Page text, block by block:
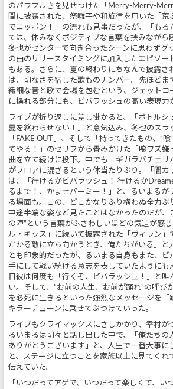
のパワフルさを見せつけた「Merry-Merry-
間に披露された、祭囃子や和旋律を用いた「荒
でニッポン！」の流れも見事だったが、「もろ
ては、休みなくポジティブな言葉を挟みながら
冬也がセンターで向き合ったシーンに思わずグ
の曲のリリースタイミングに加入したエピソー
もある。さらに、夏の終わりにちなんで披露さ
は、切なさを宿した歌ものナンバー。先ほどま
繊細な音と歌で会場を包むという、ジェットコ
に操れる部分にも、ビバラッシュの高い表現力
ライブが折り返しに差し掛かると、「ボトルシ
夏を終わらせない！」と意気込み、冬也のスラ
「FAKE OUT」、そして「持ってきたもの、“
てやる！」のセリフから畳みかけた「喰ワズ嫌
曲を立て続けに投下。中でも「ギガラバチェリ
がフロアに混ざるという体当たりぶり。「闇カ
は、「行けるかビバラッシュ！ 行けるか
るまで！、かませパーミー！」と、るいまるが
る場面も。この、どこかなりふり構わぬ全力ぶ
中途半端な姿など見たことはなかったのだが、
の陣”という言葉がふさわしいほどの気迫が感
ル・キッス」に続いて披露された「ヴィラン」
だかる敵に立ち向かうとき、俺たちがいる」と
とも印象的だったが、るいまる自身もまた、ビ
手にして戦い続ける意志を表していたようにも
日彼は何度も「行くぞ、ビバラッシュ！」と叫
い。そして、“お前の人生、お前が踊れ”の呼び
を必死に生きるといった強烈なメッセージを「
キラーチューンに乗せてぶつけていった。
ライブもクライマックスにさしかかり、幸村が
るいまるは切々と話し出した中で、「俺たちの
ありがとうございます」と、人生で一番大事に
と、ステージに立つことを家族以上に見てくれ
伝えていた。
「いつだってアゲで、いつだって楽しくて、い